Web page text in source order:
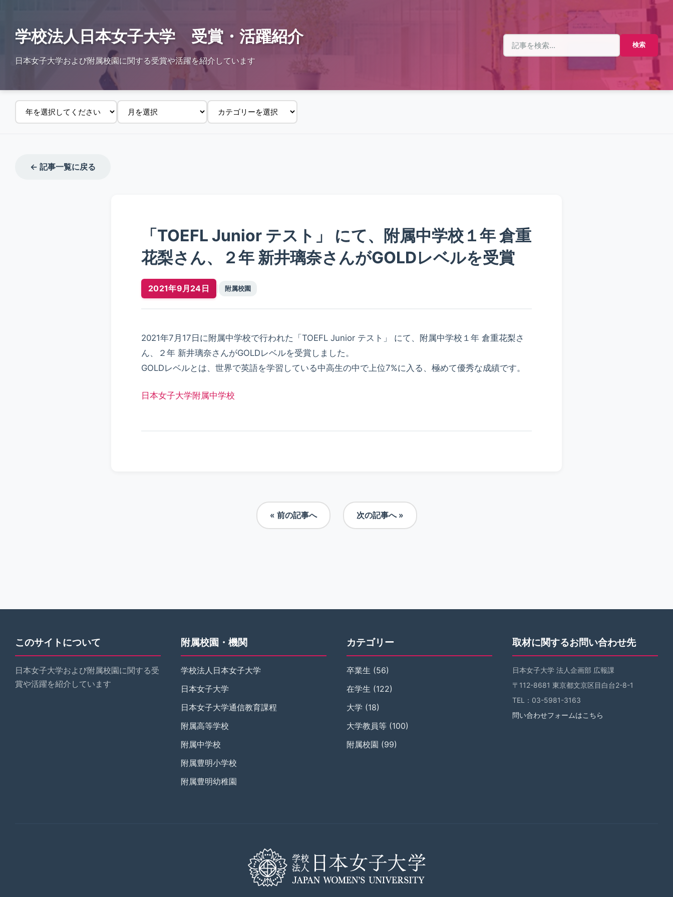
学校法人日本女子大学 受賞・活躍紹介
日本女子大学および附属校園に関する受賞や活躍を紹介しています
← 記事一覧に戻る
「TOEFL Junior テスト」 にて、附属中学校１年 倉重
花梨さん、２年 新井璃奈さんがGOLDレベルを受賞
2021年9月24日 附属校園
2021年7月17日に附属中学校で行われた「TOEFL Junior テスト」 にて、附属中学校１年 倉重花梨さ
ん、２年 新井璃奈さんがGOLDレベルを受賞しました。
GOLDレベルとは、世界で英語を学習している中高生の中で上位7%に入る、極めて優秀な成績です。
日本女子大学附属中学校
« 前の記事へ 次の記事へ »
このサイトについて
日本女子大学および附属校園に関する受
賞や活躍を紹介しています
附属校園・機関
学校法人日本女子大学
日本女子大学
日本女子大学通信教育課程
附属高等学校
附属中学校
附属豊明小学校
附属豊明幼稚園
カテゴリー
卒業生 (56)
在学生 (122)
大学 (18)
大学教員等 (100)
附属校園 (99)
取材に関するお問い合わせ先
日本女子大学 法人企画部 広報課
〒112-8681 東京都文京区目白台2-8-1
TEL：03-5981-3163
問い合わせフォームはこちら